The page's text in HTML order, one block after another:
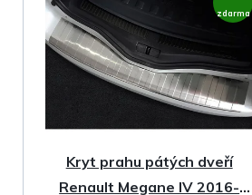
zdarma
Kryt prahu pátých dveří
Renault Megane IV 2016-